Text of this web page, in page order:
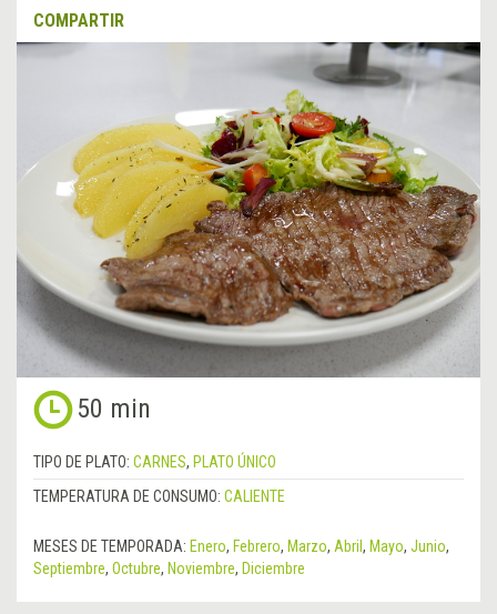
COMPARTIR
50 min
TIPO DE PLATO: CARNES, PLATO ÚNICO
TEMPERATURA DE CONSUMO: CALIENTE
MESES DE TEMPORADA: Enero, Febrero, Marzo, Abril , Mayo, Junio,
Septiembre, Octubre, Noviembre, Diciembre